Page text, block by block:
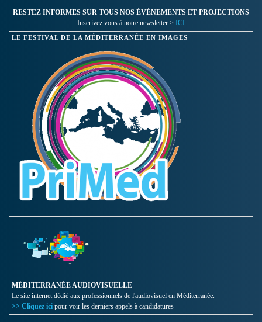
RESTEZ INFORMES SUR TOUS NOS ÉVÉNEMENTS ET PROJECTIONS
Inscrivez vous à notre newsletter > ICI
LE FESTIVAL DE LA MÉDITERRANÉE EN IMAGES
MÉDITERRANÉE AUDIOVISUELLE
Le site internet dédié aux professionnels de l'audiovisuel en Méditerranée.
>> Cliquez ici pour voir les derniers appels à candidatures